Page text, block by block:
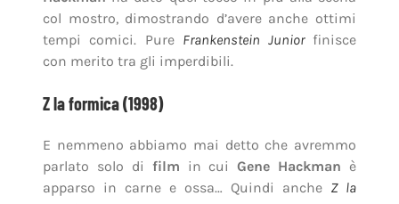
parlato solo di
film in cui Gene Hackman
è
apparso in carne e ossa… Quindi anche Z la
Formica
merita un posto in questa
perfido Generale Mandibola, infatti, oltre a
essere ispirato ai tratti somatici dell’attore,
possiede anche la sua voce, in un lavoro di
doppiaggio e caratterizzazione perfetti.